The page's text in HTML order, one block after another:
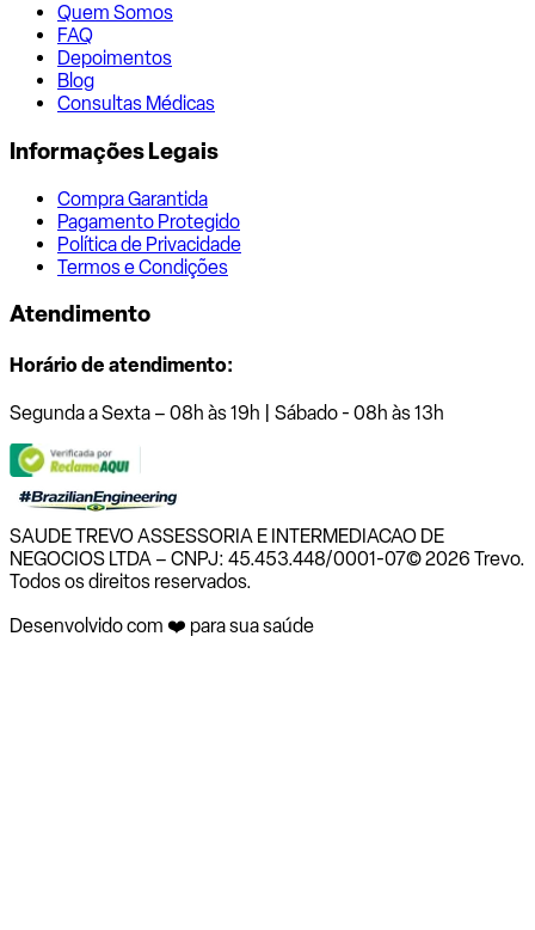
Quem Somos
FAQ
Depoimentos
Blog
Consultas Médicas
Informações Legais
Compra Garantida
Pagamento Protegido
Política de Privacidade
Termos e Condições
Atendimento
Horário de atendimento:
Segunda a Sexta – 08h às 19h | Sábado - 08h às 13h
SAUDE TREVO ASSESSORIA E INTERMEDIACAO DE
NEGOCIOS LTDA – CNPJ: 45.453.448/0001-07© 2026 Trevo.
Todos os direitos reservados.
Desenvolvido com ❤️ para sua saúde